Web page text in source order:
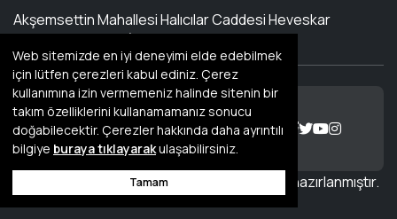
Web sitemizde en iyi deneyimi elde edebilmek
için lütfen çerezleri kabul ediniz. Çerez
kullanımına izin vermemeniz halinde sitenin bir
takım özelliklerini kullanamamanız sonucu
doğabilecektir. Çerezler hakkında daha ayrıntılı
bilgiye buraya tıklayarakulaşabilirsiniz.
Tamam
Akşemsettin Mahallesi Halıcılar Caddesi Heveskar
© 2026 İyilik Derneği Her hakkı
saklıdır.
Dernek Programı 'si ile hazırlanmıştır.